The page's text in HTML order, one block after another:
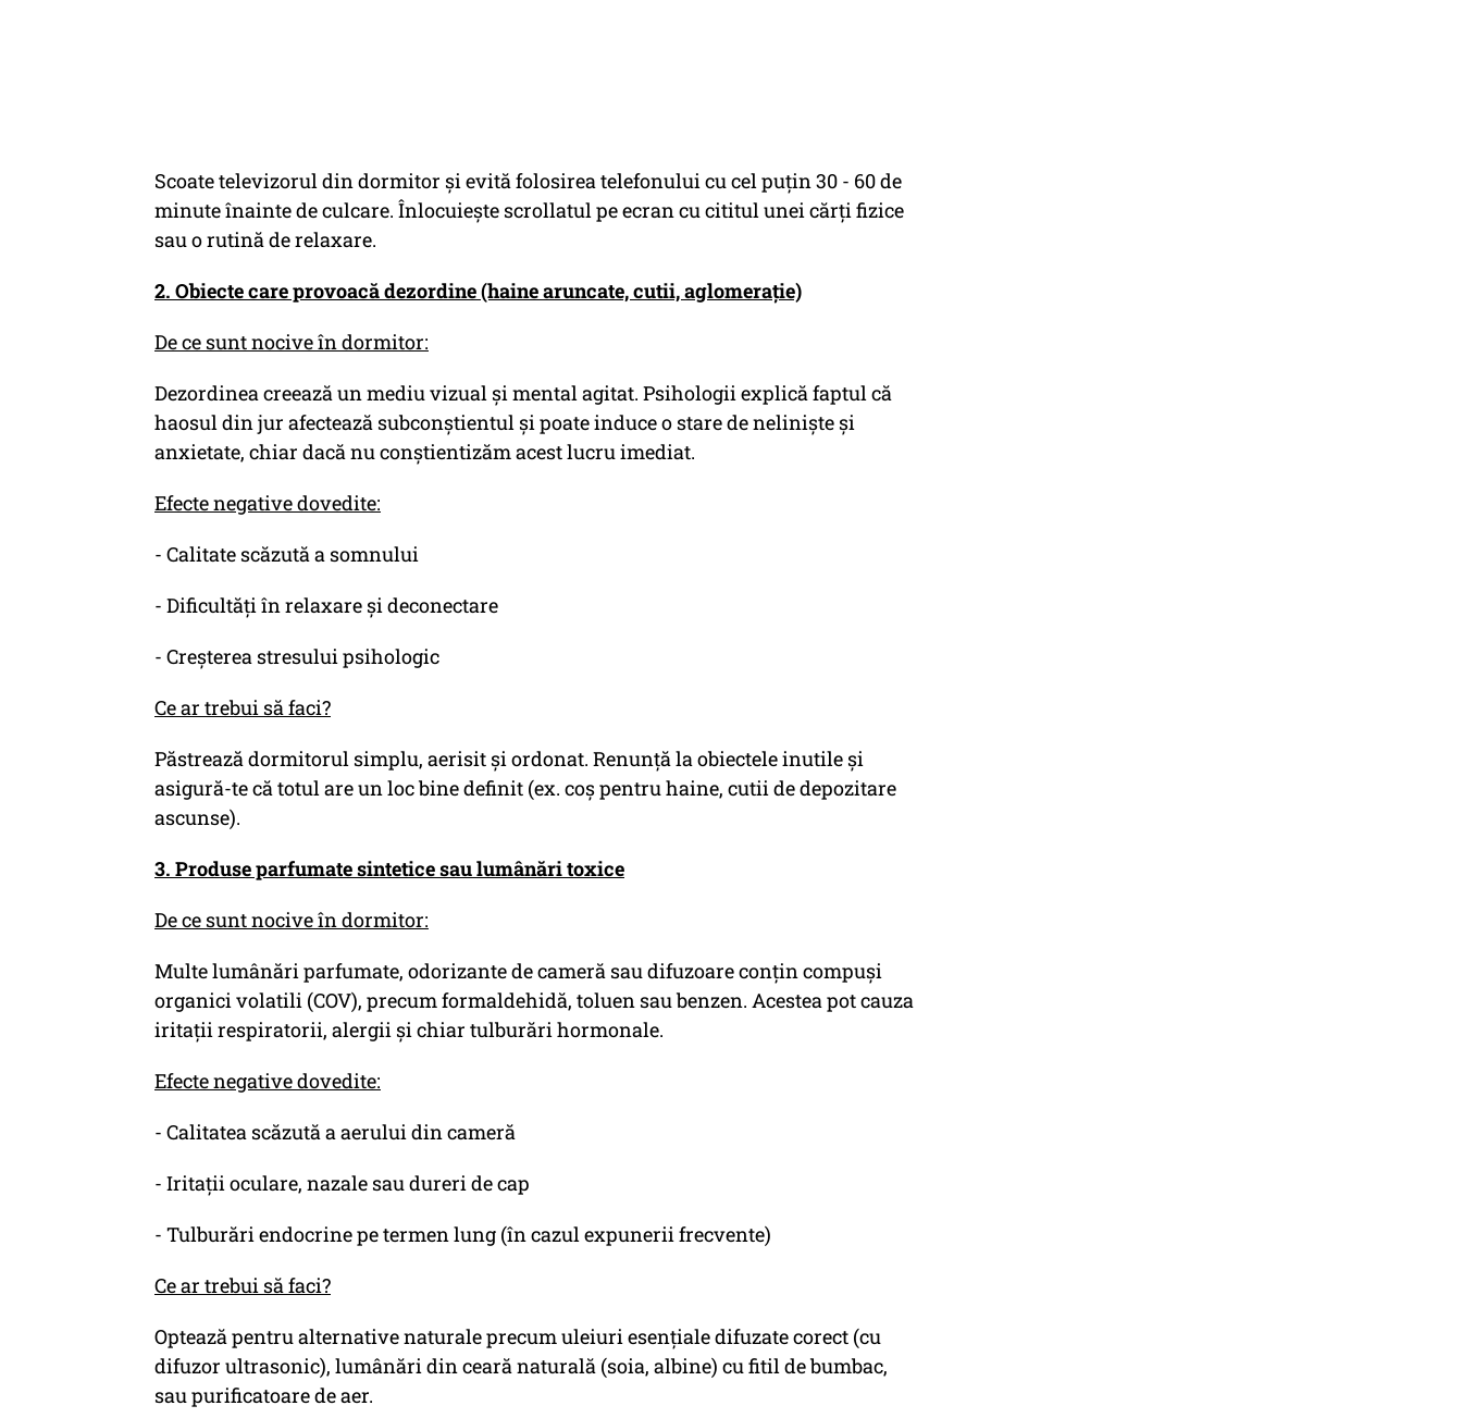
Scoate televizorul din dormitor și evită folosirea telefonului cu cel puțin 30 - 60 de
minute înainte de culcare. Înlocuiește scrollatul pe ecran cu cititul unei cărți fizice
sau o rutină de relaxare.
2. Obiecte care provoacă dezordine (haine aruncate, cutii, aglomerație)
De ce sunt nocive în dormitor:
Dezordinea creează un mediu vizual și mental agitat. Psihologii explică faptul că
haosul din jur afectează subconștientul și poate induce o stare de neliniște și
anxietate, chiar dacă nu conștientizăm acest lucru imediat.
Efecte negative dovedite:
- Calitate scăzută a somnului
- Dificultăți în relaxare și deconectare
- Creșterea stresului psihologic
Ce ar trebui să faci?
Păstrează dormitorul simplu, aerisit și ordonat. Renunță la obiectele inutile și
asigură-te că totul are un loc bine definit (ex. coș pentru haine, cutii de depozitare
ascunse).
3. Produse parfumate sintetice sau lumânări toxice
De ce sunt nocive în dormitor:
Multe lumânări parfumate, odorizante de cameră sau difuzoare conțin compuși
organici volatili (COV), precum formaldehidă, toluen sau benzen. Acestea pot cauza
iritații respiratorii, alergii și chiar tulburări hormonale.
Efecte negative dovedite:
- Calitatea scăzută a aerului din cameră
- Iritații oculare, nazale sau dureri de cap
- Tulburări endocrine pe termen lung (în cazul expunerii frecvente)
Ce ar trebui să faci?
Optează pentru alternative naturale precum uleiuri esențiale difuzate corect (cu
difuzor ultrasonic), lumânări din ceară naturală (soia, albine) cu fitil de bumbac,
sau purificatoare de aer.